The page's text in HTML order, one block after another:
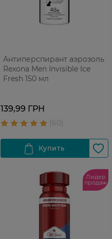
Антиперспирант аэрозоль
Rexona Men Invisible Ice
Fresh 150 мл
139,99 ГРН
Лидер
продаж